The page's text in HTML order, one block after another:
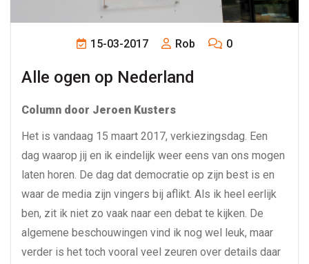
15-03-2017 Rob 0
Alle ogen op Nederland
Column door Jeroen Kusters
Het is vandaag 15 maart 2017, verkiezingsdag. Een
dag waarop jij en ik eindelijk weer eens van ons mogen
laten horen. De dag dat democratie op zijn best is en
waar de media zijn vingers bij aflikt. Als ik heel eerlijk
ben, zit ik niet zo vaak naar een debat te kijken. De
algemene beschouwingen vind ik nog wel leuk, maar
verder is het toch vooral veel zeuren over details daar